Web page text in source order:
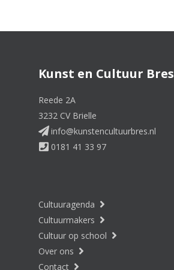
Kunst en Cultuur Bres
Reede 2A
3232 CV Brielle
info@kunstencultuurbres.nl
0181 41 33 97
Cultuuragenda
Cultuurmakers
Cultuur op school
Over ons
Contact